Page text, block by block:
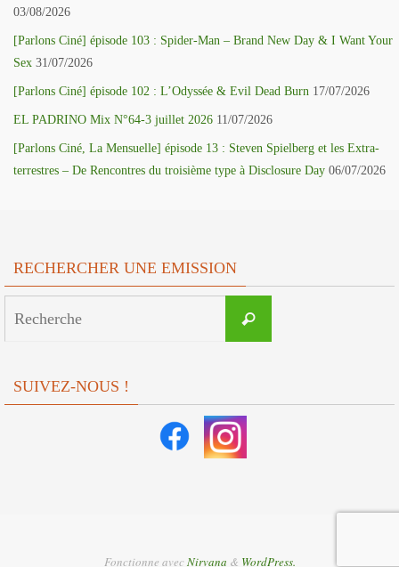
03/08/2026
[Parlons Ciné] épisode 103 : Spider-Man – Brand New Day & I Want Your
Sex 31/07/2026
[Parlons Ciné] épisode 102 : L’Odyssée & Evil Dead Burn 17/07/2026
EL PADRINO Mix N°64-3 juillet 2026 11/07/2026
[Parlons Ciné, La Mensuelle] épisode 13 : Steven Spielberg et les Extra-
terrestres – De Rencontres du troisième type à Disclosure Day 06/07/2026
RECHERCHER UNE EMISSION
Recherche
SUIVEZ-NOUS !
Fonctionne avec Nirvana & WordPress.